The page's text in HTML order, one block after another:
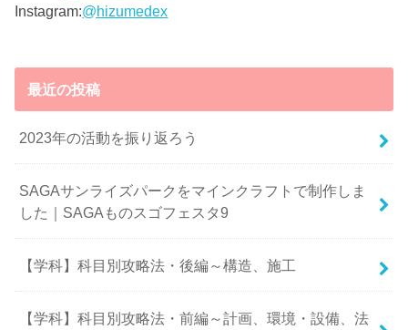
Instagram:@hizumedex
最近の投稿
2023年の活動を振り返ろう
SAGAサンライズパークをマインクラフトで制作しま
した｜SAGAものスゴフェスタ9
【学科】科目別攻略法・後編～構造、施工
【学科】科目別攻略法・前編～計画、環境・設備、法